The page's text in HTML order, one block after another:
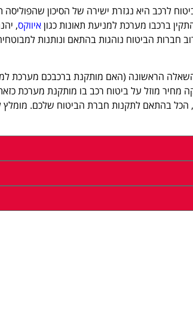
לרכב היא נגזרת ישירה של הסיכון
ברכבו מערכת למניעת תאונות כגוןאיווקס,
חברות הביטוח נוהגות בהתאם ונותנות
הראשונה (האם מותקנת ברכבכם מערכת
מוזל על ביטוח רכב בו מותקנת מערכת
הכל בהתאם לתקנות חברת הביטוח שלכם.